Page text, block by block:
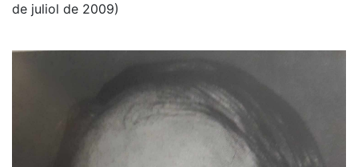
de juliol de 2009)